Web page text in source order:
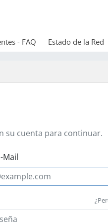
- FAQ Estado de la Red
su cuenta para continuar.
Mail